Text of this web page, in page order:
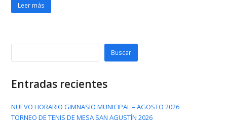
Leer más
Buscar
Entradas recientes
NUEVO HORARIO GIMNASIO MUNICIPAL – AGOSTO 2026
TORNEO DE TENIS DE MESA SAN AGUSTÍN 2026